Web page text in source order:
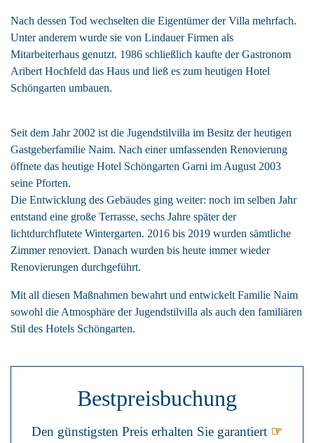
Nach dessen Tod wechselten die Eigentümer der Villa mehrfach.
Unter anderem wurde sie von Lindauer Firmen als
Mitarbeiterhaus genutzt. 1986 schließlich kaufte der Gastronom
Aribert Hochfeld das Haus und ließ es zum heutigen Hotel
Schöngarten umbauen.
Seit dem Jahr 2002 ist die Jugendstilvilla im Besitz der heutigen
Gastgeberfamilie Naim. Nach einer umfassenden Renovierung
öffnete das heutige Hotel Schöngarten Garni im August 2003
seine Pforten.
Die Entwicklung des Gebäudes ging weiter: noch im selben Jahr
entstand eine große Terrasse, sechs Jahre später der
lichtdurchflutete Wintergarten. 2016 bis 2019 wurden sämtliche
Zimmer renoviert. Danach wurden bis heute immer wieder
Renovierungen durchgeführt.
Mit all diesen Maßnahmen bewahrt und entwickeltFamilie Naim
sowohl die Atmosphäre der Jugendstilvilla als auch den familiären
Stil des Hotels Schöngarten.
Bestpreis­buchung
Den günstigsten Preis erhalten Sie garantiert ☞